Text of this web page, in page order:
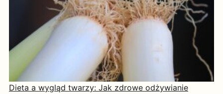
Dieta a wygląd twarzy: Jak zdrowe odżywianie